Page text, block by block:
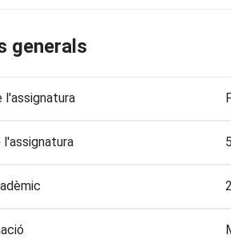
generals
l'assignatura
l'assignatura